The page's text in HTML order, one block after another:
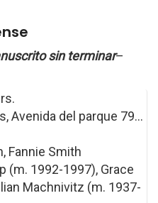
sin terminar–
Avenida del parque 79...
Fannie Smith
(m. 1992-1997), Grace
Machnivitz (m. 1937-